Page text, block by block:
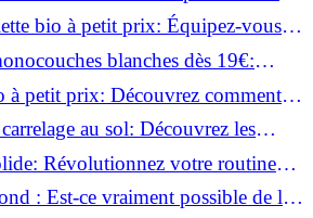
bio à petit prix: Équipez-vous
blanches dès 19€:
offres!
à petit prix: Découvrez comment
de 50€!au sol: Découvrez les
Révolutionnez votre routine
déchet!
: Est-ce vraiment possible de les